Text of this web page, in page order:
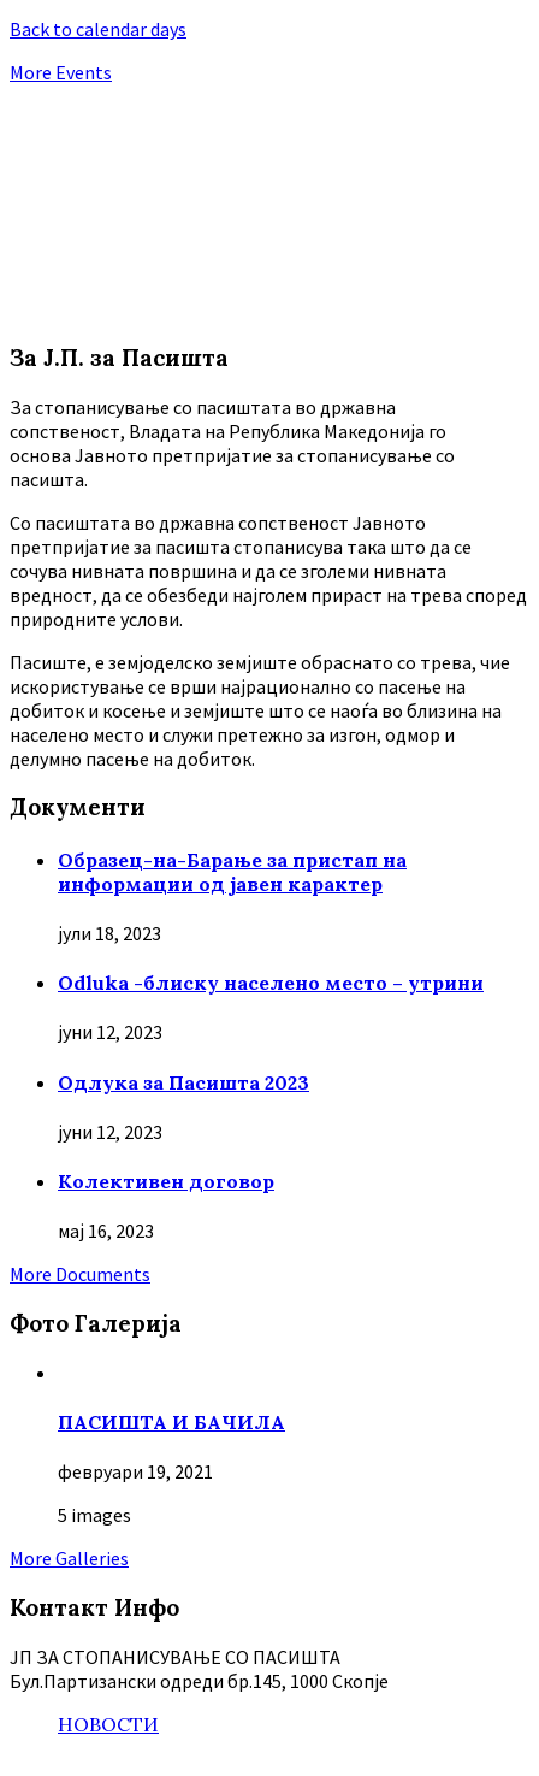
Back to calendar days
More Events
За Ј.П. за Пасишта
За стопанисување со пасиштата во државна
сопственост, Владата на Република Македонија го
основа Јавното претпријатие за стопанисување со
пасишта.
Co пасиштата во државна сопственост Јавното
претпријатие за пасишта стопанисува така што да се
сочува нивната површина и да се зголеми нивната
вредност, да се обезбеди најголем прираст на трева според
природните услови.
Пасиште, е земјоделско земјиште обраснато со трева, чие
искористување се врши најрационално со пасење на
добиток и косење и земјиште што се наоѓа во близина на
населено место и служи претежно за изгон, одмор и
делумно пасење на добиток.
Документи
Образец-на-Барање за пристап на
информации од јавен карактер
јули 18, 2023
Odluka -блиску населено место – утрини
јуни 12, 2023
Oдлука за Пасишта 2023
јуни 12, 2023
Колективен договор
мај 16, 2023
More Documents
Фото Галерија
ПАСИШТА И БАЧИЛА
февруари 19, 2021
5 images
More Galleries
Контакт Инфо
ЈП ЗА СТОПАНИСУВАЊЕ СО ПАСИШТА
Бул.Партизански oдреди бр.145, 1000 Скопје
НОВОСТИ